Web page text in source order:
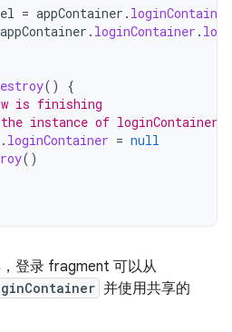
= appContainer . loginContainer
appContainer . loginContainer .
()
{
is finishing
the instance of loginContainer
. loginContainer = null
()
登录 fragment 可以从
并使用共享的